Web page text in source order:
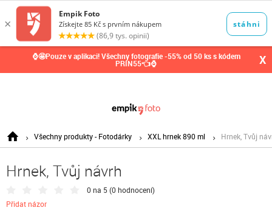
⌚🤩Pouze v aplikaci! Všechny fotografie -55% od 50 ks s kódem
PRIN55👈⌚ X
Všechny produkty - Fotodárky XXL hrnek 890 ml Hrnek, Tvůj
Hrnek, Tvůj návrh
0 na 5 (0 hodnocení)
Přidat názor